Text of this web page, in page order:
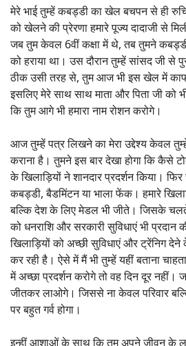
मेरे भाई तुम्हें कबड्डी का खेल बचपन से ही
को खेलने की प्रेरणा हमारे पूज्य दादाजी से
जब तुम केवल 6वीं कक्षा में थे, तब तुमने
को हराया था। उस दौरान तुम्हें सांसद जी से
ठीक उसी तरह से, तुम आज भी इस खेल में
इसलिए मेरे साथ साथ माता और पिता जी को
कि तुम आगे भी हमारा नाम रोशन करोगे।
आज तुम्हें पत्र लिखने का मेरा उद्देश्य केवल
कराना है। तुमने इस बार देखा होगा कि कैसे
के खिलाड़ियों ने शानदार प्रदर्शन किया।
कबड्डी, बैडमिंटन या भाला फेंक। हमारे
बल्कि देश के लिए मेडल भी जीते। जिसके चलते
को धनराशि और सरकारी सुविधाएं भी प्रदान
खिलाड़ियों को अच्छी सुविधाएं और ट्रेंनिग
कर रही है। ऐसे में मैं भी तुम्हें यहीं बताना
में अच्छा प्रदर्शन करोगे तो वह दिन दूर
जीतकर लाओगे। जिससे ना केवल परिवार
पर बहुत गर्व होगा।
इन्हीं आशाओं के साथ कि तुम अपने जीवन के